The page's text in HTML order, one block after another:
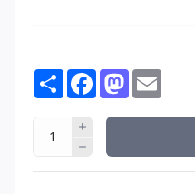
Share FacebookMastodon